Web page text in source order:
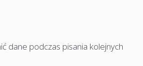
dane podczas pisania kolejnych